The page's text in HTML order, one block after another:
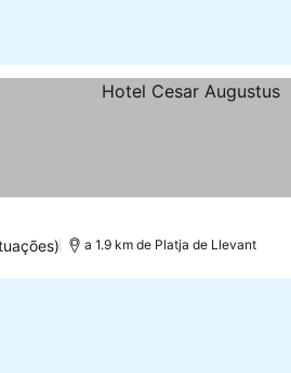
a 1.9 km de Platja de Llevant